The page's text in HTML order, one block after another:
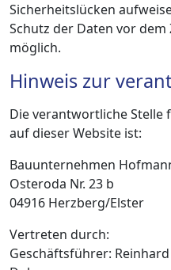
Sicherheitslücken
Schutz der Daten vor
möglich.
Hinweis zur
Die verantwortliche
auf dieser Website ist:
Bauunternehmen
Osteroda Nr. 23 b
04916 Herzberg/Elster
Vertreten durch:
Geschäftsführer: